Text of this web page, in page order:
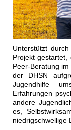
Unterstützt
Projekt
Peer-Beratung
der DHSN
Jugendhilfe
Erfahrungen
andere
es,
niedrigschwellige